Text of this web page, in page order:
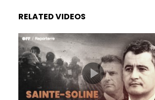
RELATED VIDEOS